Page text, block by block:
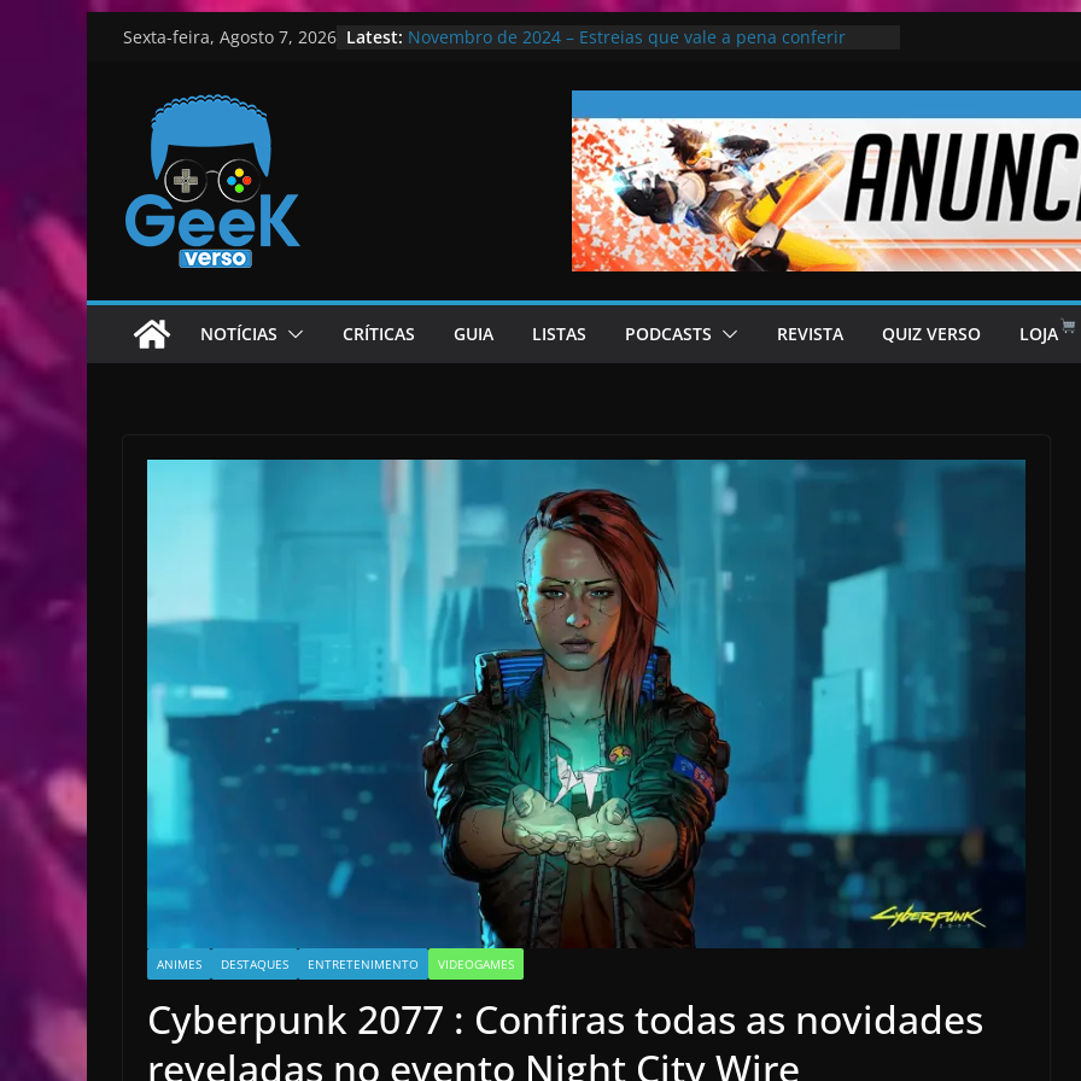
Sexta-feira, Agosto 7, 2026 Latest:
A Origem do Bankai no Universo de “Bleach”
Novembro de 2024 – Estreias que vale a pena conferir
Venom: The Last Dance: Criadores “não sabiam” da
novidade sobre Knull
TXOVA lança hoje: a base de dados que põe o cinema, os
podcasts e jogos moçambicanos no mapa
NOTÍCIAS CRÍTICAS GUIA LISTAS PODCASTS REVISTA QUIZ VERSO LOJA
ANIMES DESTAQUES ENTRETENIMENTO VIDEOGAMES
Cyberpunk 2077 : Confiras todas as novidades
reveladas no evento Night City Wire